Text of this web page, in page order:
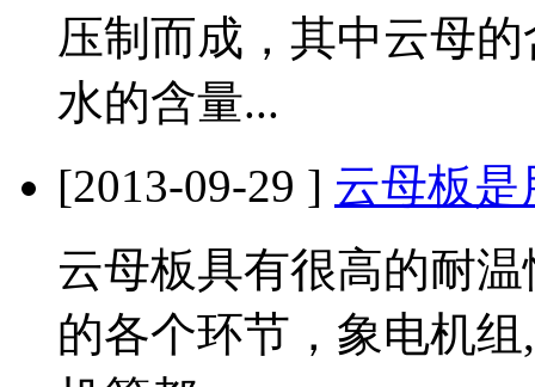
压制而成，其中云母
水的含量...
[2013-09-29 ] 云母板
云母板具有很高的耐
的各个环节，象电机